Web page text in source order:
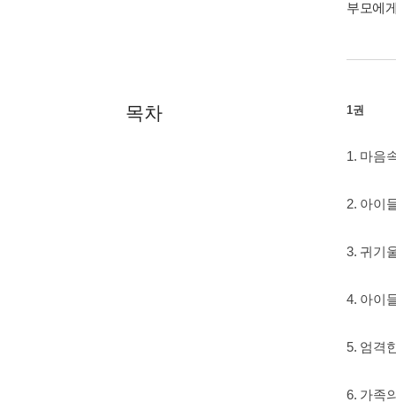
부모에
목차 1권
1. 마음
2. 아이
3. 귀기
4. 아이
5. 엄격
6. 가족